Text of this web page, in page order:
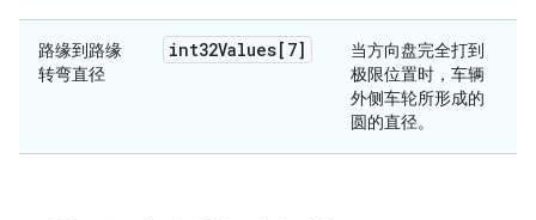
路缘到路缘
转弯直径
int32Values[7]
当方向盘完全打到
极限位置时，车辆
外侧车轮所形成的
圆的直径。